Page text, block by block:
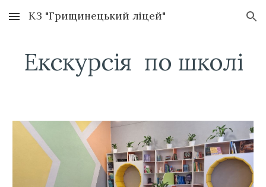
Skip to main content Skip to navigation
КЗ "Грищинецький ліцей"
Екскурсія по школі